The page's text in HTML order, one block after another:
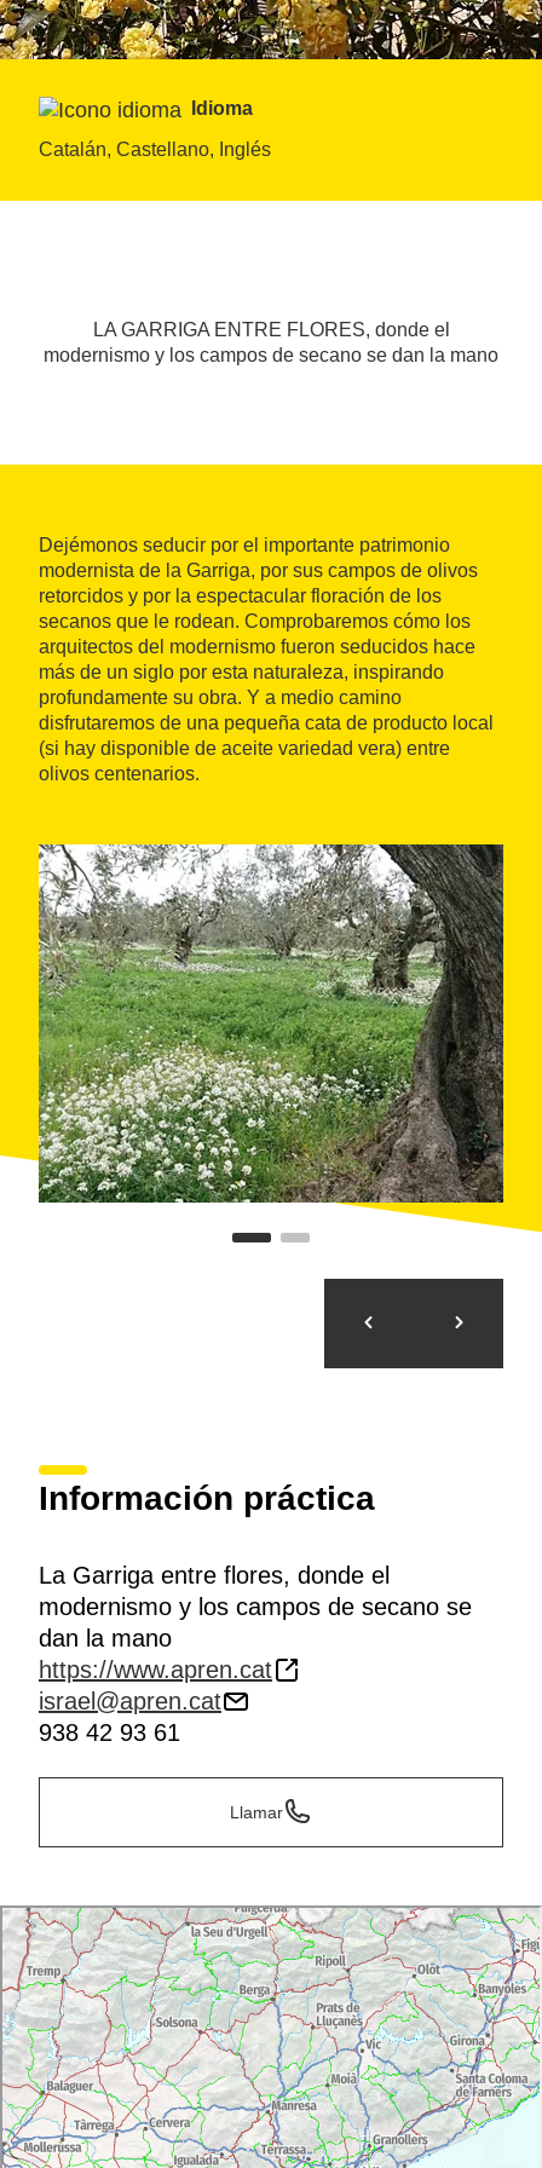
Idioma
Catalán, Castellano, Inglés
LA GARRIGA ENTRE FLORES, donde el
modernismo y los campos de secano se dan la mano
Dejémonos seducir por el importante patrimonio
modernista de la Garriga, por sus campos de olivos
retorcidos y por la espectacular floración de los
secanos que le rodean. Comprobaremos cómo los
arquitectos del modernismo fueron seducidos hace
más de un siglo por esta naturaleza, inspirando
profundamente su obra. Y a medio camino
disfrutaremos de una pequeña cata de producto local
(si hay disponible de aceite variedad vera) entre
olivos centenarios.
Información práctica
La Garriga entre flores, donde el
modernismo y los campos de secano se
dan la mano
https://www.apren.cat
israel@apren.cat
938 42 93 61
Llamar